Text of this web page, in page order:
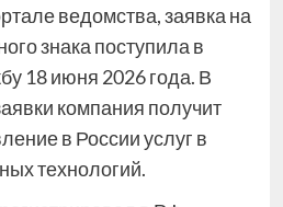
ведомства, заявка на
знака поступила в
18 июня 2026 года. В
компания получит
в России услуг в
технологий.